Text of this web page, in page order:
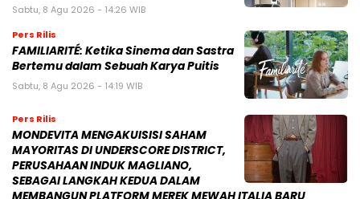
Sabtu, 8 Agu 2026 - 14:26 WIB
Pers Rilis
FAMILIARITÉ: Ketika Sinema dan Sastra
Bertemu dalam Sebuah Karya Puitis
Sabtu, 8 Agu 2026 - 14:19 WIB
Pers Rilis
MONDEVITA MENGAKUISISI SAHAM
MAYORITAS DI UNDERSCORE DISTRICT,
PERUSAHAAN INDUK MAGLIANO,
SEBAGAI LANGKAH KEDUA DALAM